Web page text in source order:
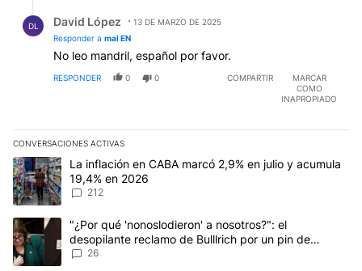
DL David López
13 DE MARZO DE 2025
Responder a mal EN
No leo mandril, español por favor.
RESPONDER 0 0 COMPARTIR
MARCAR
COMO
INAPROPIADO
CONVERSACIONES ACTIVAS
Este listado muestra los artículos con más comentarios en los
Un artículo de tendencia con el título "La inflación en CABA
La inflación en CABA marcó 2,9% en julio y acumula
19,4% en 2026
212
Un artículo de tendencia con el título ""¿Por qué 'nonoslodieron'
"¿Por qué 'nonoslodieron' a nosotros?": el
desopilante reclamo de Bulllrich por un pin de
Malvinas
26